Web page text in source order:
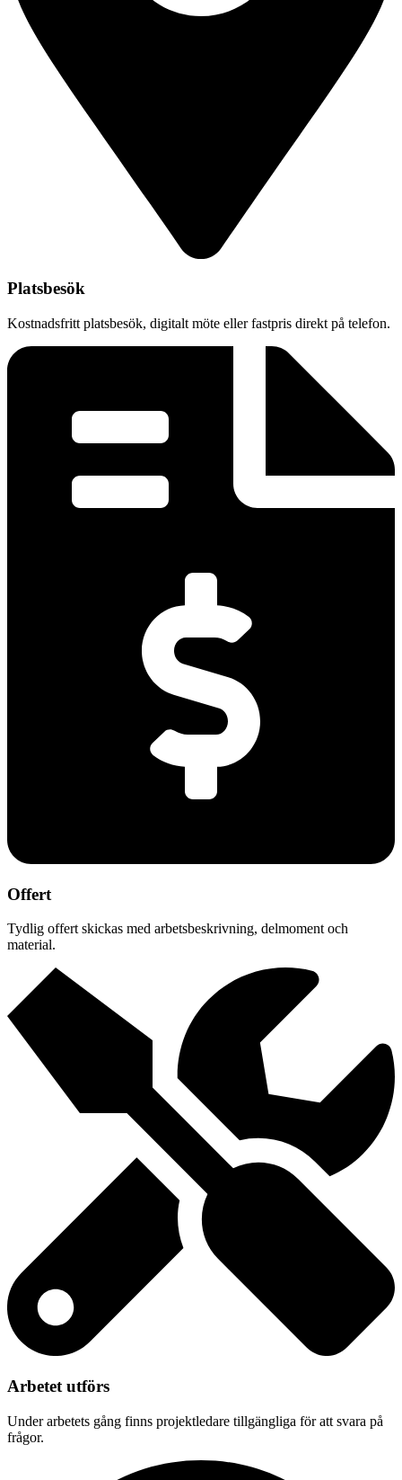
Platsbesök
Kostnadsfritt platsbesök, digitalt möte eller fastpris direkt på telefon.
Offert
Tydlig offert skickas med arbetsbeskrivning, delmoment och
material.
Arbetet utförs
Under arbetets gång finns projektledare tillgängliga för att svara på
frågor.